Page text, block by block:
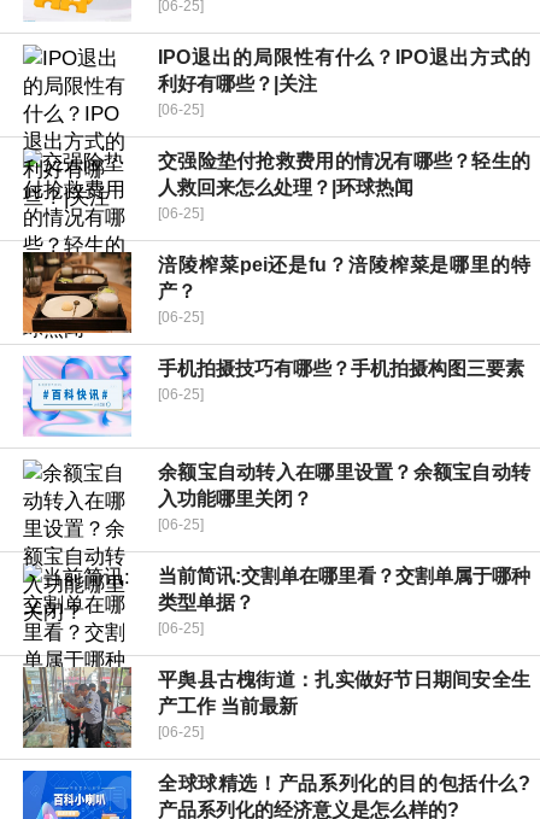
[06-25]
IPO退出的局限性有什么？IPO退出方式的
利好有哪些？|关注
[06-25]
交强险垫付抢救费用的情况有哪些？轻生的
人救回来怎么处理？|环球热闻
[06-25]
涪陵榨菜pei还是fu？涪陵榨菜是哪里的特
产？
[06-25]
手机拍摄技巧有哪些？手机拍摄构图三要素
[06-25]
余额宝自动转入在哪里设置？余额宝自动转
入功能哪里关闭？
[06-25]
当前简讯:交割单在哪里看？交割单属于哪种
类型单据？
[06-25]
平舆县古槐街道：扎实做好节日期间安全生
产工作 当前最新
[06-25]
全球球精选！产品系列化的目的包括什么?
产品系列化的经济意义是怎么样的?